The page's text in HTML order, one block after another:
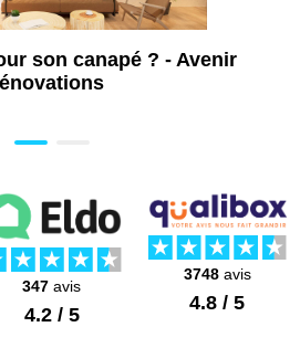
son canapé ? - Avenir
347 avis
4.2 / 5
3748avis
4.8 / 5